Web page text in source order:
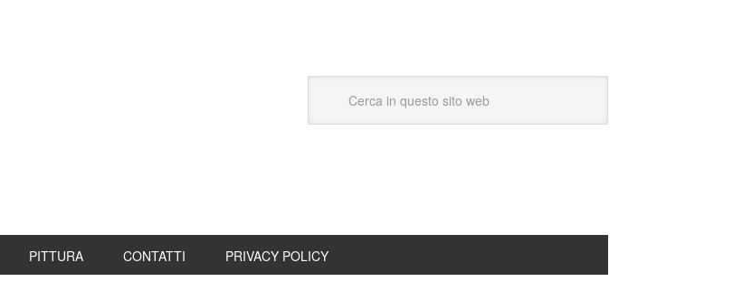
PITTURA CONTATTI PRIVACY POLICY